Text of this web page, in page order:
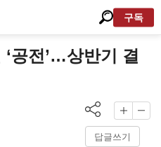
구독
공전’…상반기 결
답글쓰기